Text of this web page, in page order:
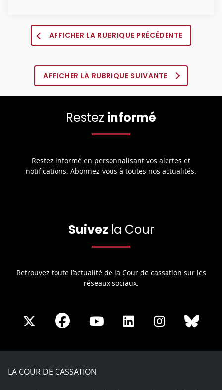
AFFICHER LA RUBRIQUE PRÉCÉDENTE
AFFICHER LA RUBRIQUE SUIVANTE
Restez informé
Restez informé en personnalisant vos alertes et
notifications. Abonnez-vous à toutes nos actualités.
Suivez la Cour
Retrouvez toute l’actualité de la Cour de cassation sur les
réseaux sociaux.
Share
X
Share
Facebook
Share
Youtube
Share
LinkedIn
Share
Instagram
LA COUR DE CASSATION